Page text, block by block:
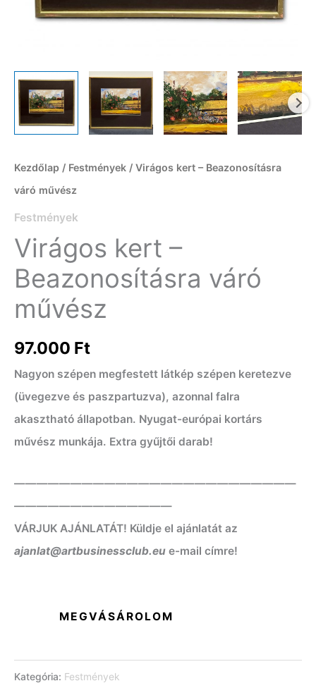
Kezdőlap / Festmények / Virágos kert – Beazonosításra
váró művész
Festmények
Virágos kert –
Beazonosításra váró
művész
97.000 Ft
Nagyon szépen megfestett látkép szépen keretezve
(üvegezve és paszpartuzva), azonnal falra
akasztható állapotban. Nyugat-európai kortárs
művész munkája. Extra gyűjtői darab!
—————————————————————————
——————————————
VÁRJUK AJÁNLATÁT! Küldje el ajánlatát az
ajanlat@artbusinessclub.eu e-mail címre!
MEGVÁSÁROLOM
Kategória: Festmények